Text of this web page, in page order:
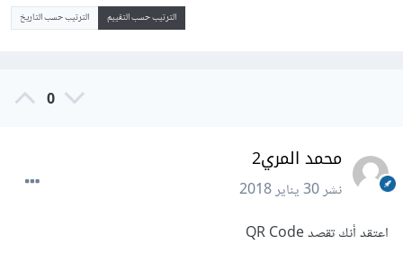
الترتيب حسب التقييم الترتيب حسب التاريخ
0
محمد المري2
نشر30 يناير 2018
اعتقد أنك تقصد QR Code